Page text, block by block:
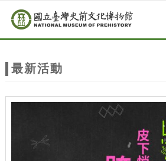
站
主
跳到主要內容
網站導覽
最新活動